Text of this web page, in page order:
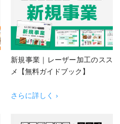
新規事業｜レーザー加工のスス
メ【無料ガイドブック】
さらに詳しく ›